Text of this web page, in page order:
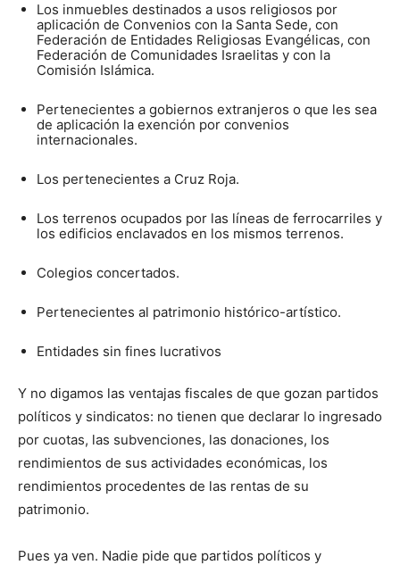
Los inmuebles destinados a usos religiosos por
aplicación de Convenios con la Santa Sede, con
Federación de Entidades Religiosas Evangélicas, con
Federación de Comunidades Israelitas y con la
Comisión Islámica.
Pertenecientes a gobiernos extranjeros o que les sea
de aplicación la exención por convenios
internacionales.
Los pertenecientes a Cruz Roja.
Los terrenos ocupados por las líneas de ferrocarriles y
los edificios enclavados en los mismos terrenos.
Colegios concertados.
Pertenecientes al patrimonio histórico-artístico.
Entidades sin fines lucrativos
Y no digamos las ventajas fiscales de que gozan partidos
políticos y sindicatos: no tienen que declarar lo ingresado
por cuotas, las subvenciones, las donaciones, los
rendimientos de sus actividades económicas, los
rendimientos procedentes de las rentas de su
patrimonio.
Pues ya ven. Nadie pide que partidos políticos y